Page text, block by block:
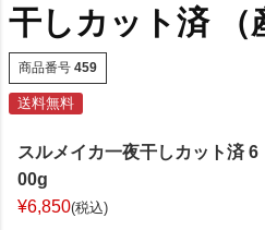
干しカット済 （
商品番号 459
送料無料
スルメイカ一夜干しカット済 6
00g
¥6,850 税込